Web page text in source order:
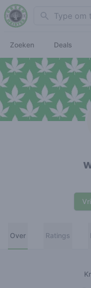
Search
Zoeken Deals
Over Ratings